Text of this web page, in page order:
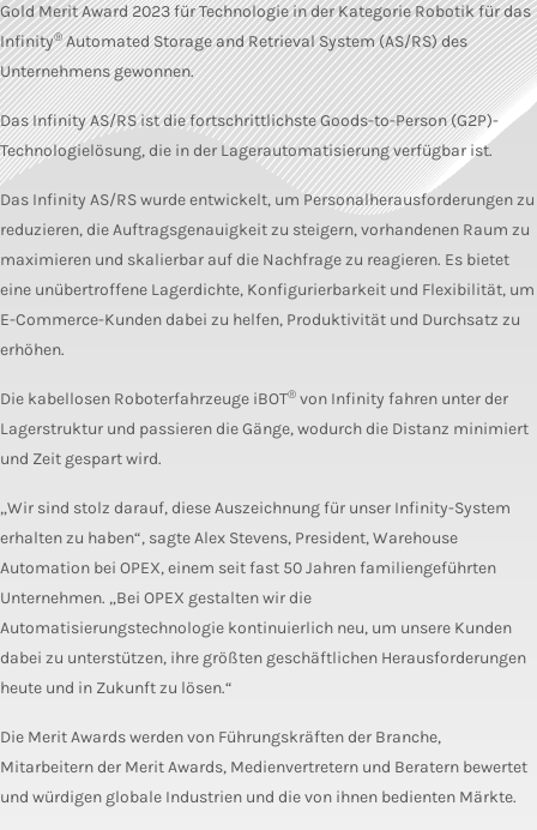
Gold Merit Award 2023 für Technologie in der Kategorie Robotik für das
Infinity®Automated Storage and Retrieval System (AS/RS) des
Unternehmens gewonnen.
Das Infinity AS/RS ist die fortschrittlichste Goods-to-Person (G2P)-
Technologielösung, die in der Lagerautomatisierung verfügbar ist.
Das Infinity AS/RS wurde entwickelt, um Personalherausforderungen zu
reduzieren, die Auftragsgenauigkeit zu steigern, vorhandenen Raum zu
maximieren und skalierbar auf die Nachfrage zu reagieren. Es bietet
eine unübertroffene Lagerdichte, Konfigurierbarkeit und Flexibilität, um
E-Commerce-Kunden dabei zu helfen, Produktivität und Durchsatz zu
erhöhen.
Die kabellosen Roboterfahrzeuge iBOT® von Infinity fahren unter der
Lagerstruktur und passieren die Gänge, wodurch die Distanz minimiert
und Zeit gespart wird.
„Wir sind stolz darauf, diese Auszeichnung für unser Infinity-System
erhalten zu haben“, sagte Alex Stevens, President, Warehouse
Automation bei OPEX, einem seit fast 50 Jahren familiengeführten
Unternehmen. „Bei OPEX gestalten wir die
Automatisierungstechnologie kontinuierlich neu, um unsere Kunden
dabei zu unterstützen, ihre größten geschäftlichen Herausforderungen
heute und in Zukunft zu lösen.“
Die Merit Awards werden von Führungskräften der Branche,
Mitarbeitern der Merit Awards, Medienvertretern und Beratern bewertet
und würdigen globale Industrien und die von ihnen bedienten Märkte.